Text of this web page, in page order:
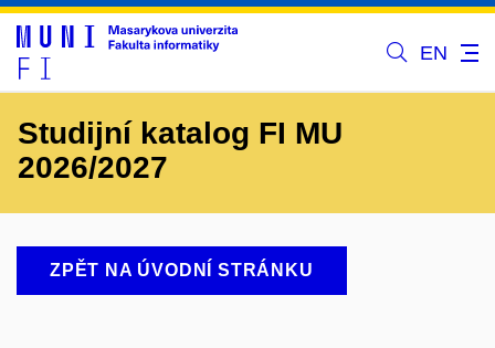
EN
Studijní katalog FI MU
2026/2027
ZPĚT NA ÚVODNÍ STRÁNKU